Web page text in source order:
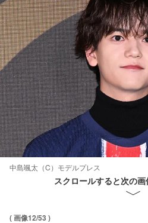
中島颯太（C）モデルプレス
スクロールすると次の
( 画像12/53 )